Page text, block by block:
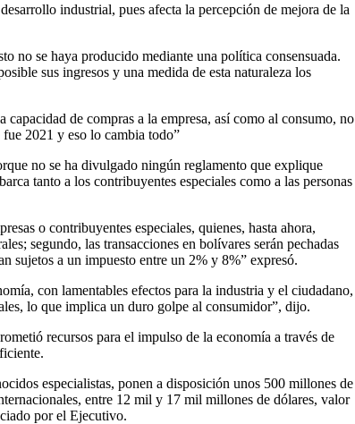
industrial, pues afecta la percepción de mejora de la
no se haya producido mediante una política consensuada.
sus ingresos y una medida de esta naturaleza los
de compras a la empresa, así como al consumo, no
fue 2021 y eso lo cambia todo”
no se ha divulgado ningún reglamento que explique
tanto a los contribuyentes especiales como a las personas
o contribuyentes especiales, quienes, hasta ahora,
segundo, las transacciones en bolívares serán pechadas
sujetos a un impuesto entre un 2% y 8%” expresó.
con lamentables efectos para la industria y el ciudadano,
lo que implica un duro golpe al consumidor”, dijo.
recursos para el impulso de la economía a través de
especialistas, ponen a disposición unos 500 millones de
entre 12 mil y 17 mil millones de dólares, valor
por el Ejecutivo.